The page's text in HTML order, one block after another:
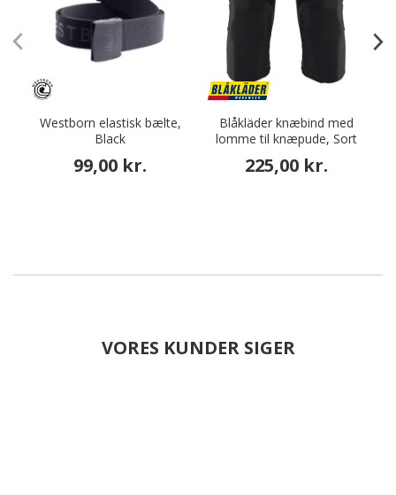
Westborn elastisk bælte,
Black
99,00 kr.
Blåkläder knæbind med
lomme til knæpude, Sort
225,00 kr.
VORES KUNDER SIGER